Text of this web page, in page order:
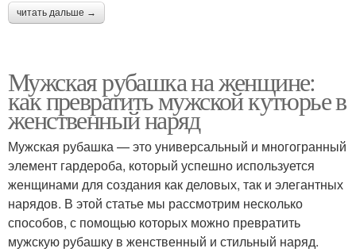
читать дальше →
Мужская рубашка на женщине:
как превратить мужской кутюрье в
женственный наряд
Мужская рубашка — это универсальный и многогранный
элемент гардероба, который успешно используется
женщинами для создания как деловых, так и элегантных
нарядов. В этой статье мы рассмотрим несколько
способов, с помощью которых можно превратить
мужскую рубашку в женственный и стильный наряд.